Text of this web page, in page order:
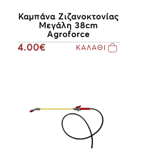
Καμπάνα Zιζανοκτονίας
Mεγάλη 38cm
Agroforce
4.00€ ΚΑΛΑΘΙ